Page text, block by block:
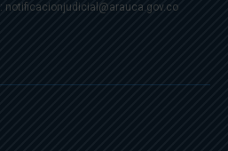
notificacionjudicial@arauca.gov.co